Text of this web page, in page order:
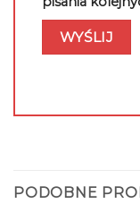
PODOBNE